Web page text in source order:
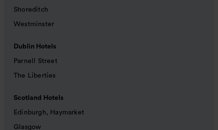
Shoreditch
Westminster
Dublin Hotels
Parnell Street
The Liberties
Scotland Hotels
Edinburgh, Haymarket
Glasgow